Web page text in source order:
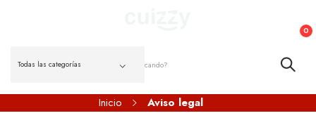
0
Inicio Aviso legal